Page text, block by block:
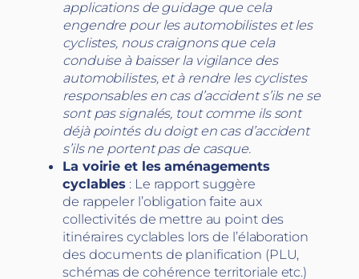
applications de guidage que cela
engendre pour les automobilistes et les
cyclistes, nous craignons que cela
conduise à baisser la vigilance des
automobilistes, et à rendre les cyclistes
responsables en cas d’accident s’ils ne se
sont pas signalés, tout comme ils sont
déjà pointés du doigt en cas d’accident
s’ils ne portent pas de casque.
La voirie et les aménagements
cyclables : Le rapport suggère
de rappeler l’obligation faite aux
collectivités de mettre au point des
itinéraires cyclables lors de l’élaboration
des documents de planification (PLU,
schémas de cohérence territoriale etc.)